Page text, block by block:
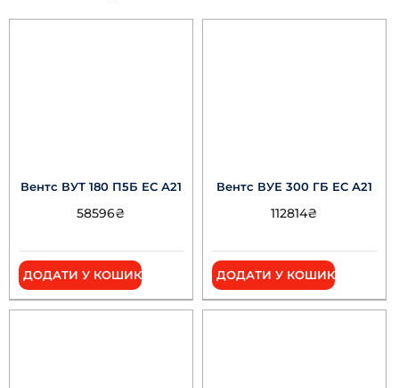
Вентс ВУТ 180 П5Б ЕС А21
58596₴
ДОДАТИ У КОШИК
Вентс ВУЕ 300 ГБ ЕС А21
112814₴
ДОДАТИ У КОШИК